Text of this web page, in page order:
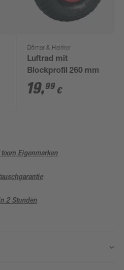
Dörner & Helmer
Luftrad mit
Blockprofil 260 mm
19,99 €
Eigenmarken
2 Stunden